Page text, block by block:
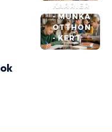
KARRIER
- MUNKA
OTTHON
- KERT